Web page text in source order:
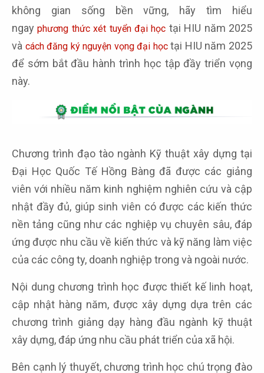
không gian sống bền vững, hãy tìm hiểu
ngayphương thức xét tuyển đại học tại HIU năm 2025
và cách đăng ký nguyện vọng đại họctại HIU năm 2025
để sớm bắt đầu hành trình học tập đầy triển vọng
này.
Chương trình đạo tào ngành Kỹ thuật xây dựng tại
Đại Học Quốc Tế Hồng Bàng đã được các giảng
viên với nhiều năm kinh nghiệm nghiên cứu và cập
nhật đầy đủ, giúp sinh viên có được các kiến thức
nền tảng cũng như các nghiệp vụ chuyên sâu, đáp
ứng được nhu cầu về kiến thức và kỹ năng làm việc
của các công ty, doanh nghiệp trong và ngoài nước.
Nội dung chương trình học được thiết kế linh hoạt,
cập nhật hàng năm, được xây dựng dựa trên các
chương trình giảng dạy hàng đầu ngành kỹ thuật
xây dựng, đáp ứng nhu cầu phát triển của xã hội.
Bên cạnh lý thuyết, chương trình học chú trọng đào